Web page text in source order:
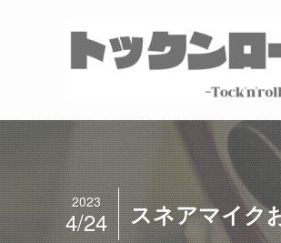
スネアマイク
2023
4/24